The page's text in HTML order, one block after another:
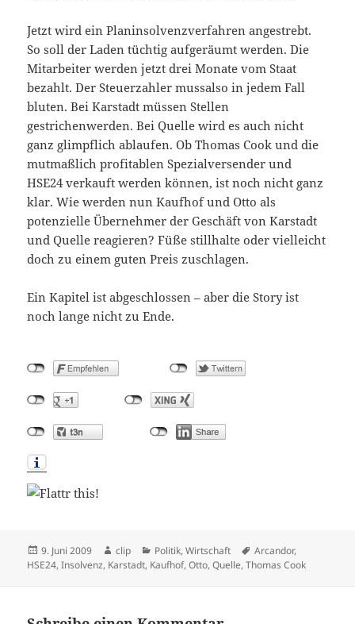
Jetzt wird ein Planinsolvenzverfahren angestrebt.
So soll der Laden tüchtig aufgeräumt werden. Die
Mitarbeiter werden jetzt drei Monate vom Staat
bezahlt. Der Steuerzahler mussalso in jedem Fall
bluten. Bei Karstadt müssen Stellen
gestrichenwerden. Bei Quelle wird es auch nicht
ganz glimpflich ablaufen. Ob Thomas Cook und die
mutmaßlich profitablen Spezialversender und
HSE24 verkauft werden können, ist noch nicht ganz
klar. Wie werden nun Kaufhof und Otto als
potenzielle Übernehmer der Geschäft von Karstadt
und Quelle reagieren? Füße stillhalte oder vielleicht
doch zu einem guten Preis zuschlagen.
Ein Kapitel ist abgeschlossen – aber die Story ist
noch lange nicht zu Ende.
Veröffentlicht
am
9. Juni 2009 Autor
clip Kategorien
Politik,Wirtschaft Schlagwörter
Arcandor,
HSE24,Insolvenz, Karstadt, Kaufhof,Otto,Quelle,Thomas Cook